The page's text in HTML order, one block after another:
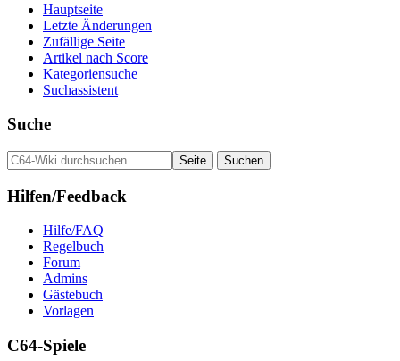
Hauptseite
Letzte Änderungen
Zufällige Seite
Artikel nach Score
Kategoriensuche
Suchassistent
Suche
Hilfen/Feedback
Hilfe/FAQ
Regelbuch
Forum
Admins
Gästebuch
Vorlagen
C64-Spiele